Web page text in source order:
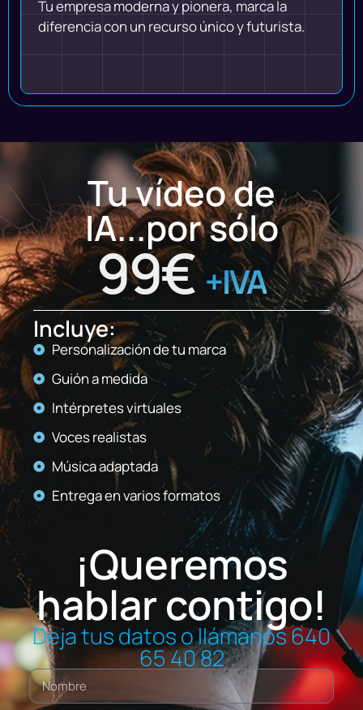
Tu empresa moderna y pionera, marca la
diferencia con un recurso único y futurista.
Tu vídeo de
IA...por sólo
99€+IVA
Incluye:
Personalización de tu marca
Guión a medida
Intérpretes virtuales
Voces realistas
Música adaptada
Entrega en varios formatos
¡Queremos
hablar contigo!
Deja tus datos o llámanos 640
65 40 82